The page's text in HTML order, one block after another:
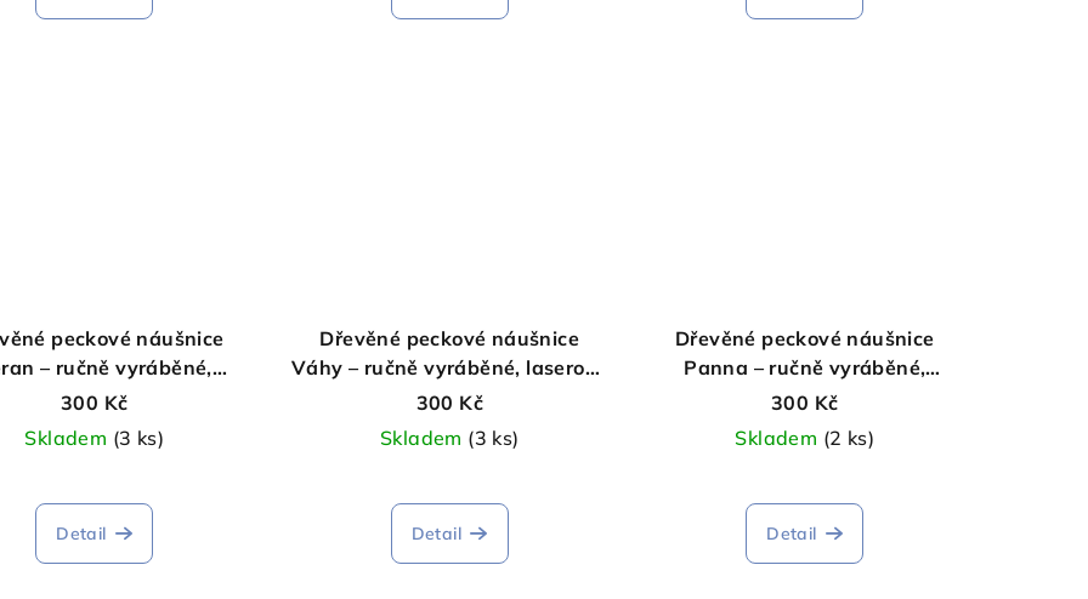
peckové náušnice
– ručně vyráběné,
laserově gravírované
300 Kč
Skladem (3 ks)
Detail
Dřevěné peckové náušnice
Váhy – ručně vyráběné, laserově
gravírované
300 Kč
Skladem (3 ks)
Detail
Dřevěné peckové náušnice
Panna – ručně vyráběné,
laserově gravírované
300 Kč
Skladem (2 ks)
Detail